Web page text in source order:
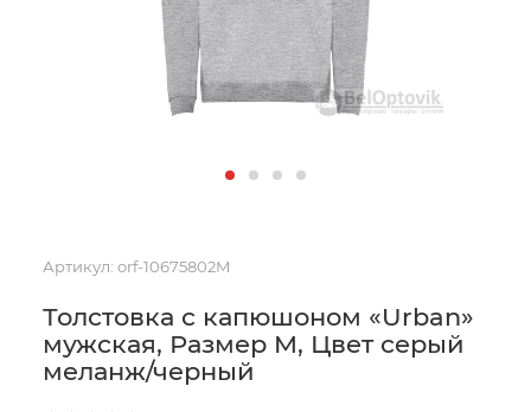
Артикул: orf-10675802M
Толстовка с капюшоном «Urban»
мужская, Размер M, Цвет серый
меланж/черный